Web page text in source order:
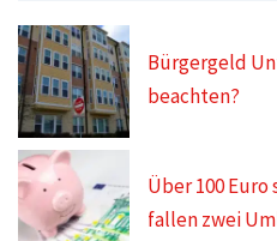
Bürgergeld
beachten?
Über 100 Euro
fallen zwei